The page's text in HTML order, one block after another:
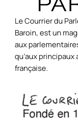
Le Courrier du
Baroin, est un
aux
qu’aux
française.